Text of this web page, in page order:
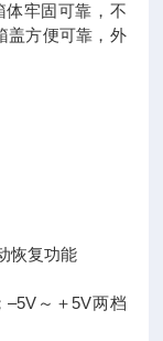
体牢固可靠，不
盖方便可靠，外
复功能
–5V～＋5V两档